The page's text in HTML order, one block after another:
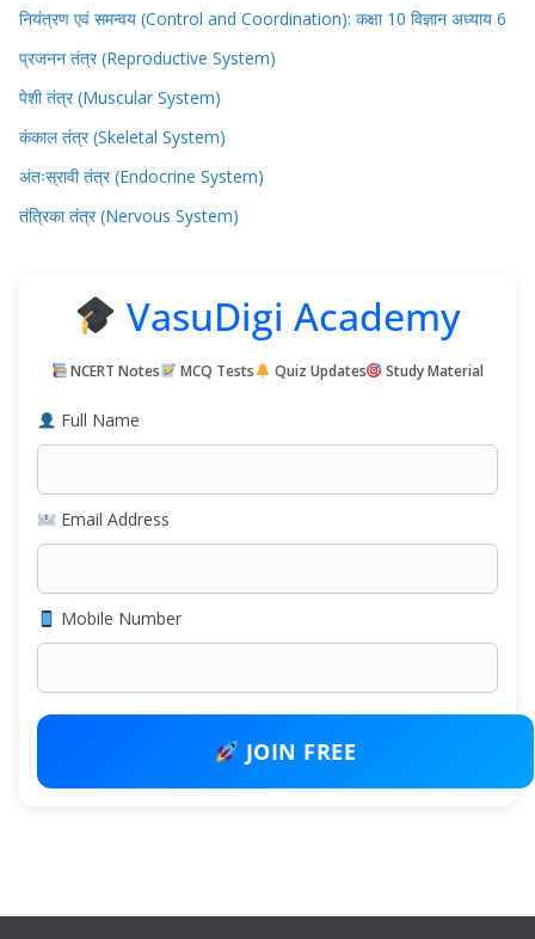
नियंत्रण एवं समन्वय (Control and Coordination): कक्षा 10 विज्ञान अध्याय 6
प्रजनन तंत्र (Reproductive System)
पेशी तंत्र (Muscular System)
कंकाल तंत्र (Skeletal System)
अंतःस्रावी तंत्र (Endocrine System)
तंत्रिका तंत्र (Nervous System)
VasuDigi Academy
NCERT Notes MCQ Tests Quiz Updates Study Material
Full Name
Email Address
Mobile Number
JOIN FREE